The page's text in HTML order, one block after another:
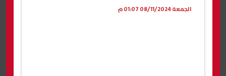
الجمعة 08/11/2024 01:07 م